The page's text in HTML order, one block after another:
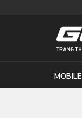
MOBILE